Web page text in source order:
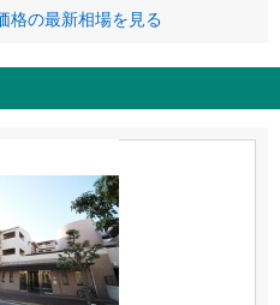
格の最新相場を見る